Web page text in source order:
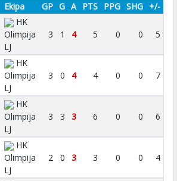
Ekipa GP G A PTS PPG SHG +/-
HK
Olimpija
LJ
3 1 4 5 0 0 5
HK
Olimpija
LJ
3 0 4 4 0 0 7
HK
Olimpija
LJ
3 3 3 6 0 0 6
HK
Olimpija
LJ
2 0 3 3 0 0 4